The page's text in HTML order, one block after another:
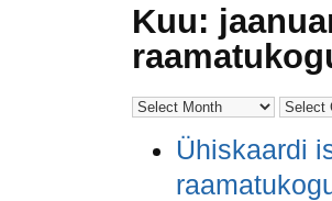
Kuu:
Ühiskaardi